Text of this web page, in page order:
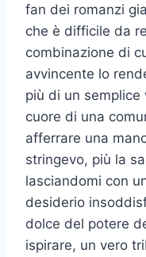
fan dei romanzi
che è difficile da
combinazione di
avvincente lo
più di un
cuore di una
afferrare una
stringevo, più la
lasciandomi con
desiderio
dolce del potere
ispirare, un vero